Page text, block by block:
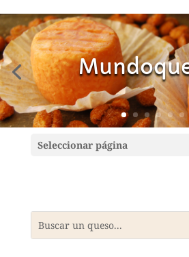
Seleccionar página